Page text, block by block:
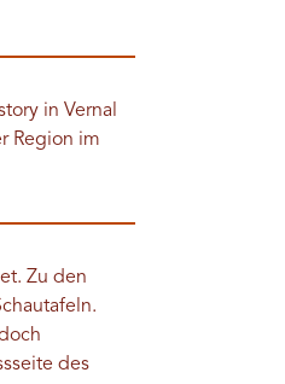
in Vernal
Region im
Zu den
des